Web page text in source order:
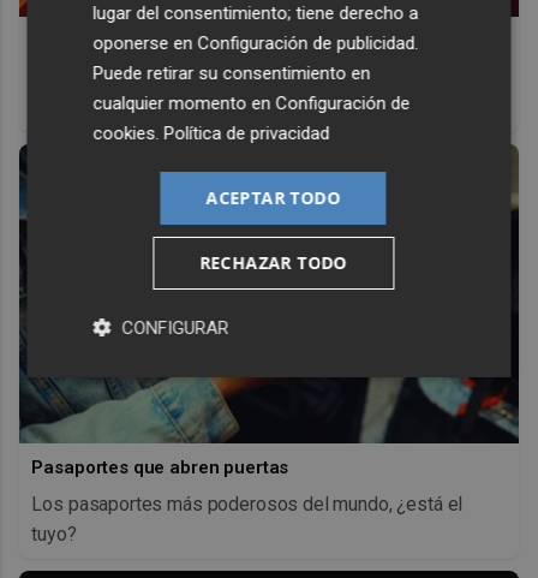
Corepunk MMORPG
Un verdadero MMORPG de la vieja escuela ¡Cómo los de
antes, pero mejor!
Pasaportes que abren puertas
Los pasaportes más poderosos del mundo, ¿está el
tuyo?
lugar del consentimiento; tiene derecho a
oponerse enConfiguración de publicidad
Puede retirar su consentimiento en
cualquier momento enConfiguración de
cookies .Política de privacidad
ACEPTAR TODO
RECHAZAR TODO
CONFIGURAR